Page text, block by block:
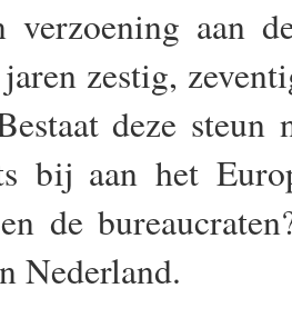
aan
zestig,
deze
bij aan het
de
Nederland.